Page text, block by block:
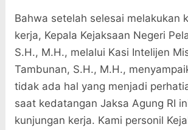
Bahwa setelah selesai melakukan
kerja, Kepala Kejaksaan Negeri
S.H., M.H., melalui Kasi Intelijen
Tambunan, S.H., M.H.,
tidak ada hal yang menjadi
saat kedatangan Jaksa Agung RI
kunjungan kerja. Kami personil